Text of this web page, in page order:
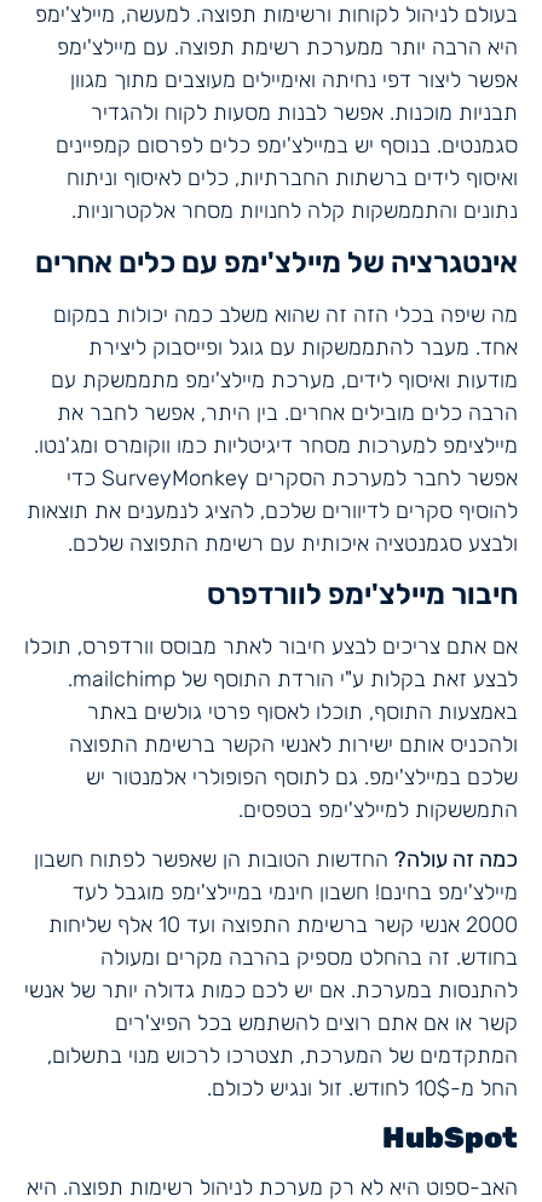
בעולם לניהול לקוחות ורשימות תפוצה. למעשה, מיילצ'ימפ
היא הרבה יותר ממערכת רשימת תפוצה. עם מיילצ'ימפ
אפשר ליצור דפי נחיתה ואימיילים מעוצבים מתוך מגוון
תבניות מוכנות. אפשר לבנות מסעות לקוח ולהגדיר
סגמנטים. בנוסף יש במיילצ'ימפ כלים לפרסום קמפיינים
ואיסוף לידים ברשתות החברתיות, כלים לאיסוף וניתוח
נתונים והתממשקות קלה לחנויות מסחר אלקטרוניות.
אינטגרציה של מיילצ'ימפ עם כלים אחרים
מה שיפה בכלי הזה זה שהוא משלב כמה יכולות במקום
אחד. מעבר להתממשקות עם גוגל ופייסבוק ליצירת
מודעות ואיסוף לידים, מערכת מיילצ'ימפ מתממשקת עם
הרבה כלים מובילים אחרים. בין היתר, אפשר לחבר את
מיילצימפ למערכות מסחר דיגיטליות כמו ווקומרס ומג'נטו.
אפשר לחבר למערכת הסקרים SurveyMonkey כדי
להוסיף סקרים לדיוורים שלכם, להציג לנמענים את תוצאות
ולבצע סגמנטציה איכותית עם רשימת התפוצה שלכם.
חיבור מיילצ'ימפ לוורדפרס
אם אתם צריכים לבצע חיבור לאתר מבוסס וורדפרס, תוכלו
לבצע זאת בקלות ע"י הורדת התוסף של mailchimp.
באמצעות התוסף, תוכלו לאסוף פרטי גולשים באתר
ולהכניס אותם ישירות לאנשי הקשר ברשימת התפוצה
שלכם במיילצ'ימפ. גם לתוסף הפופולרי אלמנטור יש
התמששקות למיילצ'ימפ בטפסים.
כמה זה עולה? החדשות הטובות הן שאפשר לפתוח חשבון
מיילצ'ימפ בחינם! חשבון חינמי במיילצ'ימפ מוגבל לעד
2000 אנשי קשר ברשימת התפוצה ועד 10 אלף שליחות
בחודש. זה בהחלט מספיק בהרבה מקרים ומעולה
להתנסות במערכת. אם יש לכם כמות גדולה יותר של אנשי
קשר או אם אתם רוצים להשתמש בכל הפיצ'רים
המתקדמים של המערכת, תצטרכו לרכוש מנוי בתשלום,
החל מ-10$ לחודש. זול ונגיש לכולם.
HubSpot
האב-ספוט היא לא רק מערכת לניהול רשימות תפוצה. היא